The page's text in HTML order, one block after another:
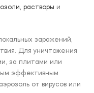
растворы и
заражений,
Для уничтожения
за плитами или
эффективным
от вирусов или